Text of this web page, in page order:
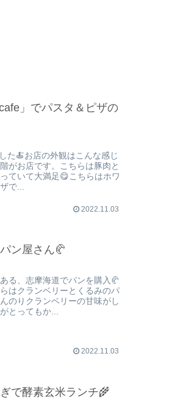
」でパスタ＆ピザの
た🍝お店の外観はこんな感じ
がお店です。こちらは豚肉と
ていて大満足😋こちらはホワ
で...
2022.11.03
ン屋さん🥐
る、志摩海道でパンを購入🥐
はクランベリーとくるみのパ
のりクランベリーの甘味がし
とってもか...
2022.11.03
で酵素玄米ランチ🌾